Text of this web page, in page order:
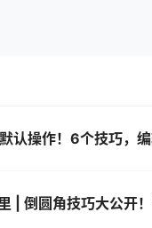
认操作！6个技巧，
| 倒圆角技巧大公开